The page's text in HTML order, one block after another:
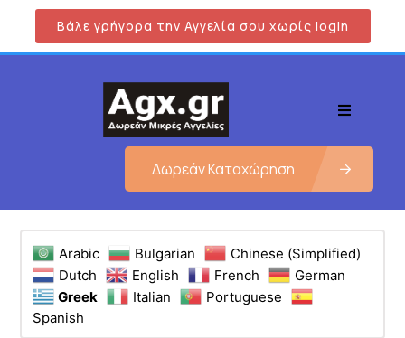
Βάλε γρήγορα την Αγγελία σου χωρίς login
Δωρεάν Καταχώρηση
Arabic Bulgarian
Chinese (Simplified)
Dutch
English French
German
Greek
Italian
Portuguese
Spanish